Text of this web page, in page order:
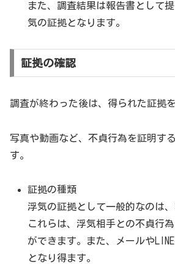
また、調査結果は報告書として
気の証拠となります。
証拠の確認
調査が終わった後は、得られた証拠
写真や動画など、不貞行為を証明す
す。
証拠の種類
浮気の証拠として一般的なのは、
これらは、浮気相手との不貞行
ができます。また、メールや
となり得ます。